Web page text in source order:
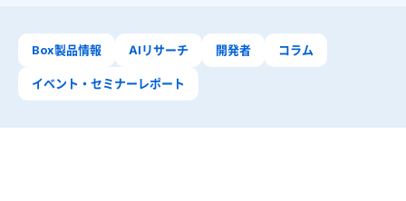
Box製品情報 AIリサーチ 開発者 コラム
イベント・セミナーレポート